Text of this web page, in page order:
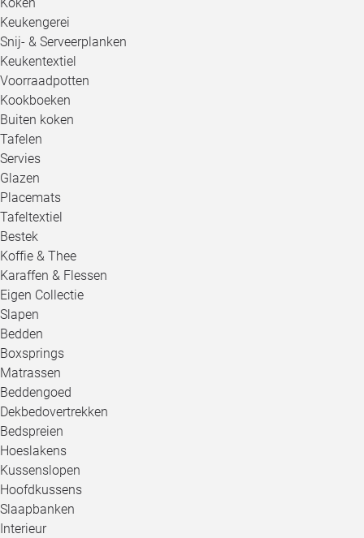
Keukengerei
Snij- & Serveerplanken
Keukentextiel
Voorraadpotten
Kookboeken
Buiten koken
Tafelen
Servies
Glazen
Placemats
Tafeltextiel
Bestek
Koffie & Thee
Karaffen & Flessen
Eigen Collectie
Slapen
Bedden
Boxsprings
Matrassen
Beddengoed
Dekbedovertrekken
Bedspreien
Hoeslakens
Kussenslopen
Hoofdkussens
Slaapbanken
Interieur